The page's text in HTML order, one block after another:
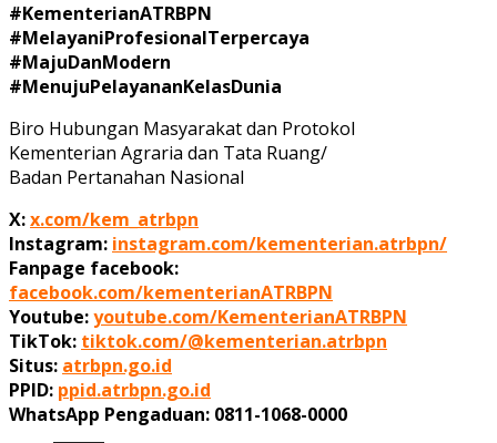
#KementerianATRBPN
#MelayaniProfesionalTerpercaya
#MajuDanModern
#MenujuPelayananKelasDunia
Biro Hubungan Masyarakat dan Protokol
Kementerian Agraria dan Tata Ruang/
Badan Pertanahan Nasional
X:x.com/kem_atrbpn
Instagram: instagram.com/kementerian.atrbpn/
Fanpage facebook:
facebook.com/kementerianATRBPN
Youtube:youtube.com/KementerianATRBPN
TikTok: tiktok.com/@kementerian.atrbpn
Situs: atrbpn.go.id
PPID: ppid.atrbpn.go.id
WhatsApp Pengaduan: 0811-1068-0000